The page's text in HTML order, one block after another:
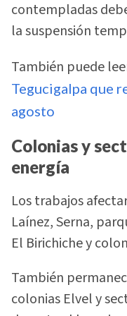
contempladas
la suspensión
También puede
Tegucigalpa que
agosto
Colonias y
energía
Los trabajos
Laínez, Serna,
El Birichiche y
También
colonias Elvel y